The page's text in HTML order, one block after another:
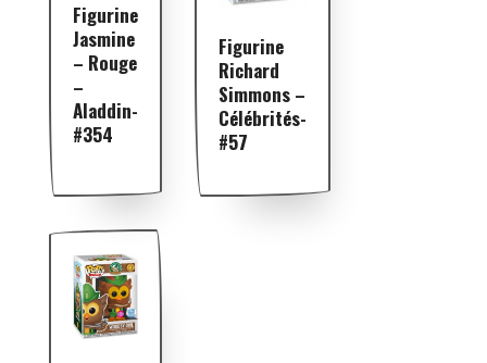
Figurine
Jasmine
– Rouge
–
Aladdin-
#354
Figurine
Richard
Simmons –
Célébrités-
#57